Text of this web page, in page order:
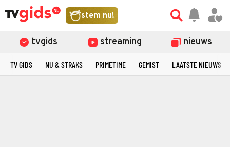
stem nu!
tvgids streaming nieuws
TV GIDS NU & STRAKS PRIMETIME GEMIST LAATSTE NIEUWS